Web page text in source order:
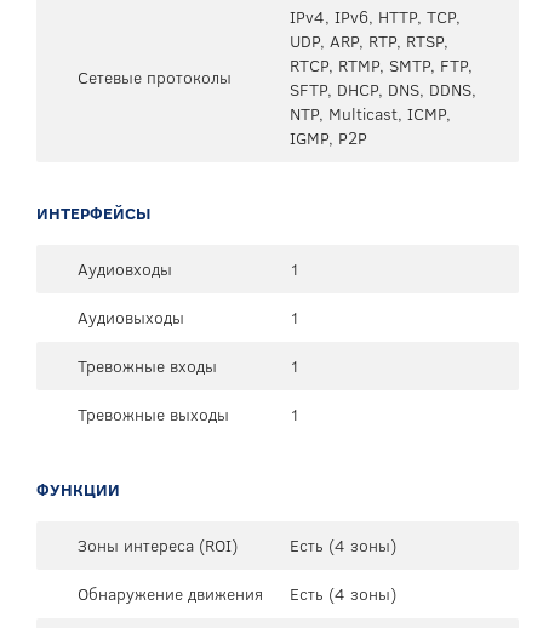
Сетевые протоколы
IPv4, IPv6, HTTP, TCP,
UDP, ARP, RTP, RTSP,
RTCP, RTMP, SMTP, FTP,
SFTP, DHCP, DNS, DDNS,
NTP, Multicast, ICMP,
IGMP, P2P
ИНТЕРФЕЙСЫ
Аудиовходы
1
Аудиовыходы
1
Тревожные входы
1
Тревожные выходы
1
ФУНКЦИИ
Зоны интереса (ROI)
Есть (4 зоны)
Обнаружение движения
Есть (4 зоны)